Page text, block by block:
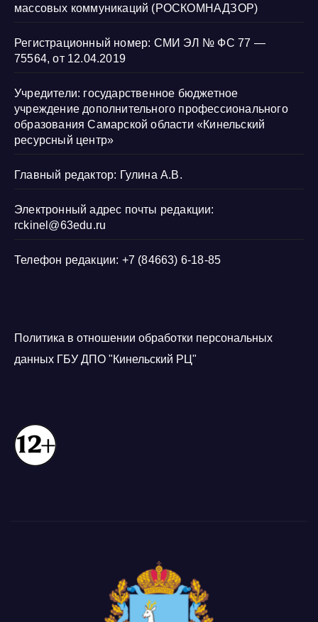
массовых коммуникаций (РОСКОМНАДЗОР)
Регистрационный номер: СМИ ЭЛ № ФС 77 —
75564, от 12.04.2019
Учредители: государственное бюджетное
учреждение дополнительного профессионального
образования Самарской области «Кинельский
ресурсный центр»
Главный редактор: Гулина А.В.
Электронный адрес почты редакции:
rckinel@63edu.ru
Телефон редакции: +7 (84663) 6-18-85
Политика в отношении обработки персональных
данных ГБУ ДПО "Кинельский РЦ"